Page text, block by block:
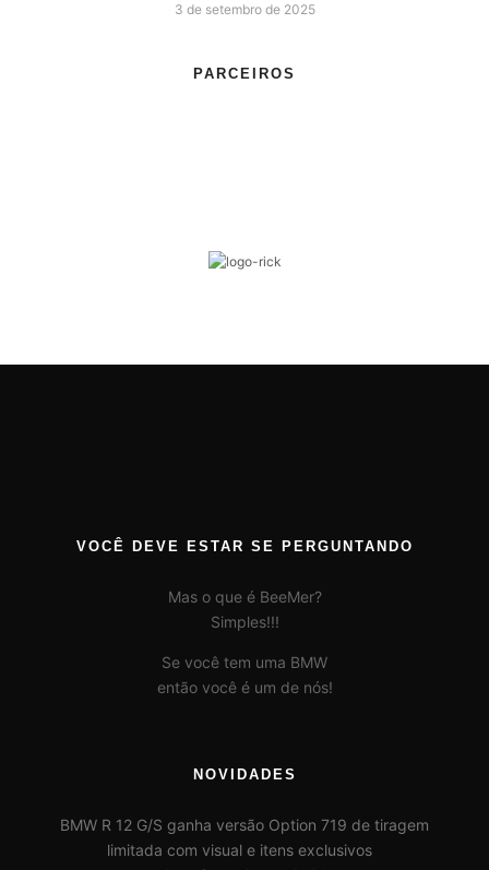
3 de setembro de 2025
PARCEIROS
VOCÊ DEVE ESTAR SE PERGUNTANDO
Mas o que é BeeMer?
Simples!!!
Se você tem uma BMW
então você é um de nós!
NOVIDADES
BMW R 12 G/S ganha versão Option 719 de tiragem
limitada com visual e itens exclusivos